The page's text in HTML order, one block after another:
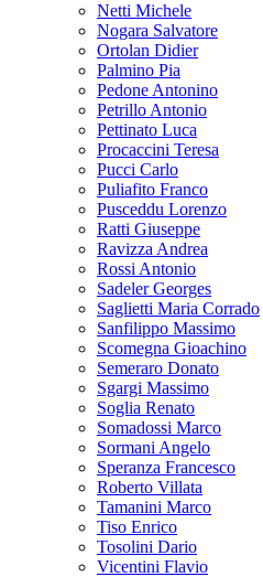
Netti Michele
Nogara Salvatore
Ortolan Didier
Palmino Pia
Pedone Antonino
Petrillo Antonio
Pettinato Luca
Procaccini Teresa
Pucci Carlo
Puliafito Franco
Pusceddu Lorenzo
Ratti Giuseppe
Ravizza Andrea
Rossi Antonio
Sadeler Georges
Saglietti Maria Corrado
Sanfilippo Massimo
Scomegna Gioachino
Semeraro Donato
Sgargi Massimo
Soglia Renato
Somadossi Marco
Sormani Angelo
Speranza Francesco
Roberto Villata
Tamanini Marco
Tiso Enrico
Tosolini Dario
Vicentini Flavio